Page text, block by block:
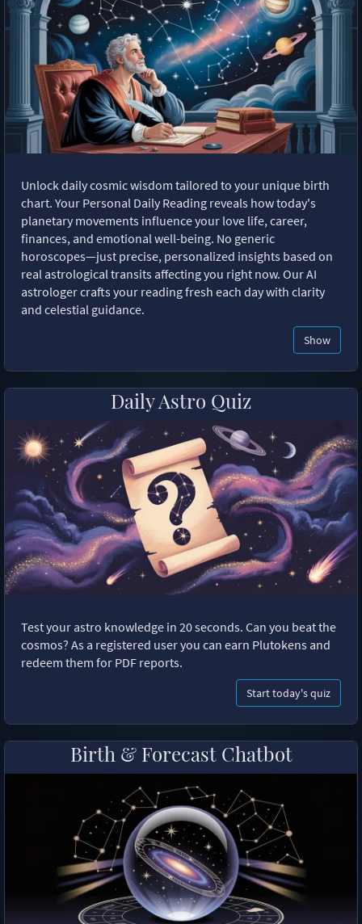
Unlock daily cosmic wisdom tailored to your unique birth
chart. Your Personal Daily Reading reveals how today's
planetary movements influence your love life, career,
finances, and emotional well-being. No generic
horoscopes—just precise, personalized insights based on
real astrological transits affecting you right now. Our AI
astrologer crafts your reading fresh each day with clarity
and celestial guidance.
Show
Daily Astro Quiz
Test your astro knowledge in 20 seconds. Can you beat the
cosmos? As a registered user you can earn Plutokens and
redeem them for PDF reports.
Start today's quiz
Birth & Forecast Chatbot